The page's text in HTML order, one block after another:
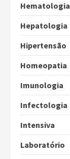
Hematologia
Hepatologia
Hipertensão
Homeopatia
Imunologia
Infectologia
Intensiva
Laboratório